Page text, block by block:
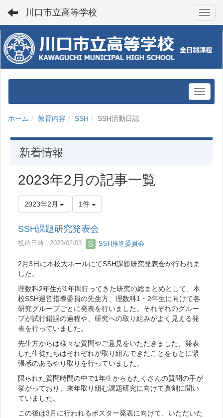
川口市立高等学校
ホーム 教育内容 SSH SSH活動日誌
新着情報
2023年2月の記事一覧
2023年2月 1件
SSH課題研究発表会
投稿日時 : 2023/02/03 SSH推進委員会
2月3日に本校大ホールにてSSH課題研究発表会が行われま
した。
理数科2年生が1年間行ってきた研究の総まとめとして、本
校SSH運営指導委員の先生方、理数科1・2年生に向けて各
研究グループごとに発表を行いました。それぞれのグルー
プが試行錯誤の過程や、研究への取り組みがよく見える発
表を行っていました。
先生方からは様々な質問やご意見をいただきました。発表
した生徒たちはそれぞれが取り組んできたことをもとに緊
張感のあるやり取りを行っていました。
限られた質問時間の中で1年生からもたくさんの質問の手が
挙がっており、来年取り組む課題研究に向けて真剣に聞い
ていました。
この後は3月に行われるポスター発表に向けて、いただいた